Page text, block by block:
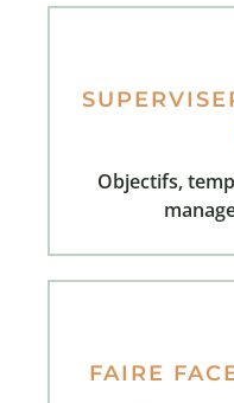
Objectifs,
FAIRE